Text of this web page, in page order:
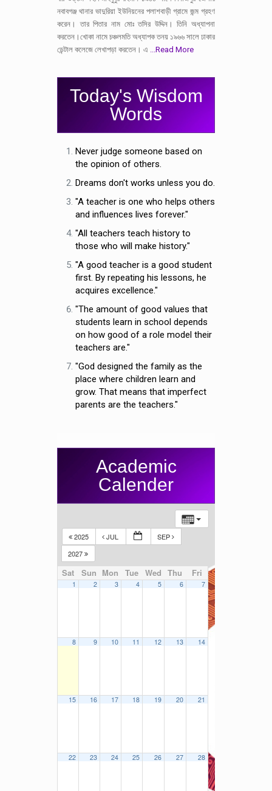
নবাবগঞ্জ থানার ভাদুরিয়া ইউনিয়নের পলাশবাড়ী গ্রামে জন্ম গ্রহণ
করেন। তার পিতার নাম মোঃ তসির উদ্দিন। তিনি অধ্যাপনা
করতেন।খোকা নামে চঞ্চলমতি অধ্যাপক তনয় ১৯৬৬ সালে ঢাকার
ডেন্টাল কলেজে লেখাপড়া করতেন। এ ...Read More
Today's Wisdom
Words
Never judge someone based on
the opinion of others.
Dreams don't works unless you do.
"A teacher is one who helps others
and influences lives forever."
"All teachers teach history to
those who will make history."
"A good teacher is a good student
first. By repeating his lessons, he
acquires excellence."
"The amount of good values that
students learn in school depends
on how good of a role model their
teachers are."
"God designed the family as the
place where children learn and
grow. That means that imperfect
parents are the teachers."
Academic
Calender
2025 JUL
SEP
2027
Sat Sun Mon Tue Wed Thu Fri
1 2 3 4 5 6 7
8 9 10 11 12 13 14
15 16 17 18 19 20 21
22 23 24 25 26 27 28